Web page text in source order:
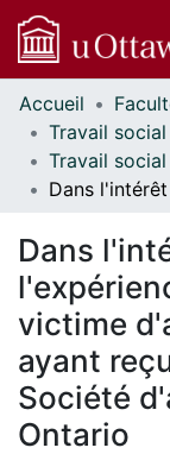
Communautés
et collections
Parcourir
Statistiques
À propos
Accueil
Dans
victime
ayant
Société
Ontario